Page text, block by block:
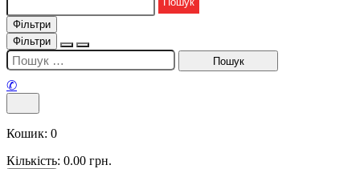
Фільтри
Фільтри
✆
Кошик: 0
Кількість: 0.00 грн.